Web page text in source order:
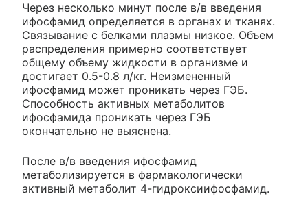
Через несколько минут после в/в введения
ифосфамид определяется в органах и тканях.
Связывание с белками плазмы низкое. Объем
распределения примерно соответствует
общему объему жидкости в организме и
достигает 0.5-0.8 л/кг. Неизмененный
ифосфамид может проникать через ГЭБ.
Способность активных метаболитов
ифосфамида проникать через ГЭБ
окончательно не выяснена.
После в/в введения ифосфамид
метаболизируется в фармакологически
активный метаболит 4-гидроксиифосфамид.